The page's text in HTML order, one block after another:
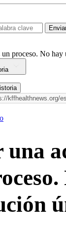
un proceso. No
una